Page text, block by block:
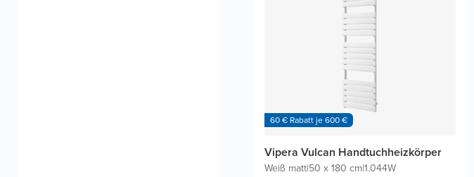
60 € Rabatt je 600 €
Vipera Vulcan Handtuchheizkörper
Weiß matt|50 x 180 cm|1.044W